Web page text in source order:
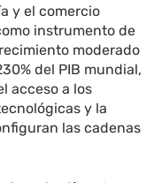
y el comercio
instrumento de
moderado
del PIB mundial,
acceso a los
y la
las cadenas